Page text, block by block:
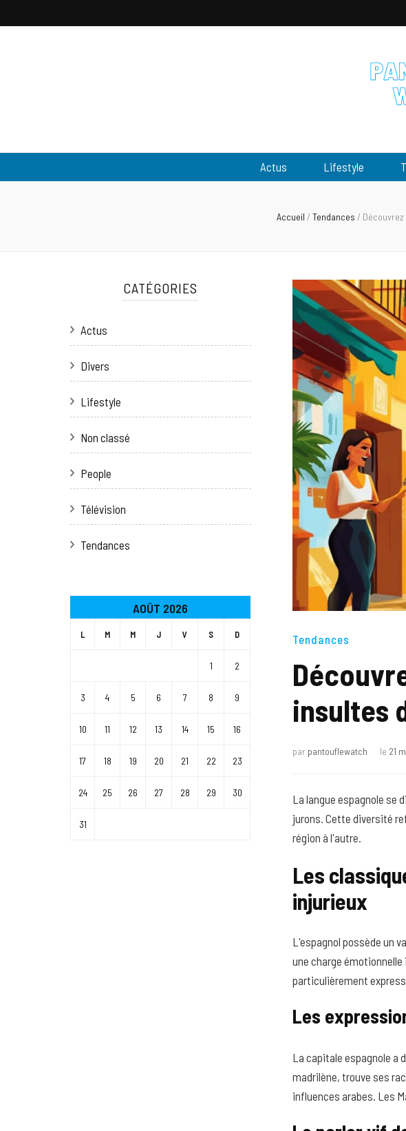
Actus Lifestyle
Accueil / Tendances /
Tendances
insultes
par pantouflewatch le 21
La langue espagnole se
jurons. Cette diversité
région à l'autre.
Les
injurieux
L'espagnol possède un
une charge
particulièrement
Les
La capitale espagnole a
madrilène, trouve ses
influences arabes. Les
CATÉGORIES
Actus
Divers
Lifestyle
Non classé
People
Télévision
Tendances
AOÛT 2026
L M M J V S D
1 2
3 4 5 6 7 8 9
10 11 12 13 14 15 16
17 18 19 20 21 22 23
24 25 26 27 28 29 30
31